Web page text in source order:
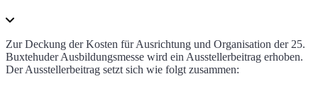
Zur Deckung der Kosten für Ausrichtung und Organisation der 25.
Buxtehuder Ausbildungsmesse wird ein Ausstellerbeitrag erhoben.
Der Ausstellerbeitrag setzt sich wie folgt zusammen: